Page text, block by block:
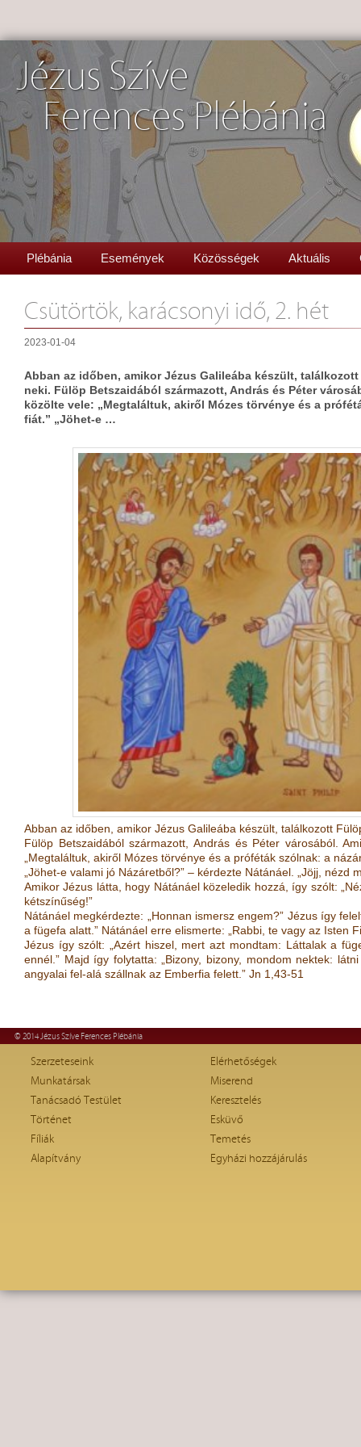
Jézus Szíve
Ferences Plébánia
Plébánia Események Közösségek Aktuális
Csütörtök, karácsonyi idő, 2. hét
2023-01-04
Abban az időben, amikor Jézus Galileába készült,
neki. Fülöp Betszaidából származott, András és Péter
közölte vele: „Megtaláltuk, akiről Mózes törvénye és a
fiát.” „Jöhet-e …
Abban az időben, amikor Jézus Galileába készült, találkozott
Fülöp Betszaidából származott, András és Péter városából.
„Megtaláltuk, akiről Mózes törvénye és a próféták szólnak: a
„Jöhet-e valami jó Názáretből?” – kérdezte Nátánáel. „Jöjj, nézd
Amikor Jézus látta, hogy Nátánáel közeledik hozzá, így szólt:
kétszínűség!”
Nátánáel megkérdezte: „Honnan ismersz engem?” Jézus így
a fügefa alatt.” Nátánáel erre elismerte: „Rabbi, te vagy az Isten
Jézus így szólt: „Azért hiszel, mert azt mondtam: Láttalak a
ennél.” Majd így folytatta: „Bizony, bizony, mondom nektek:
angyalai fel-alá szállnak az Emberfia felett.” Jn 1,43-51
© 2014 Jézus Szíve Ferences Plébánia
Szerzeteseink
Munkatársak
Tanácsadó Testület
Történet
Fíliák
Alapítvány
Elérhetőségek
Miserend
Keresztelés
Esküvő
Temetés
Egyházi hozzájárulás